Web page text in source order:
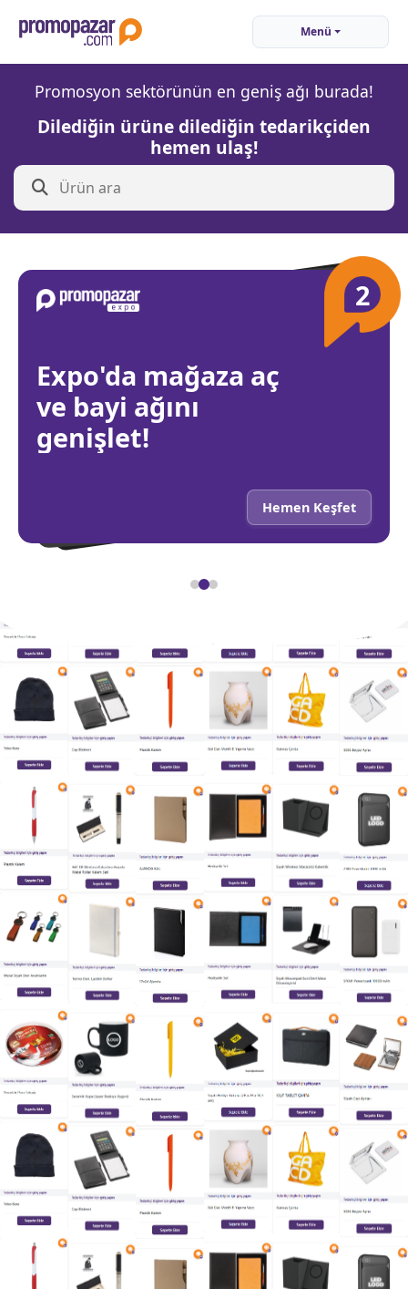
Menü
Promosyon sektörünün en geniş ağı burada!
Dilediğin ürüne dilediğin tedarikçiden
hemen ulaş!
Expo'da mağaza aç
ve bayi ağını
genişlet!
2
Hemen Keşfet